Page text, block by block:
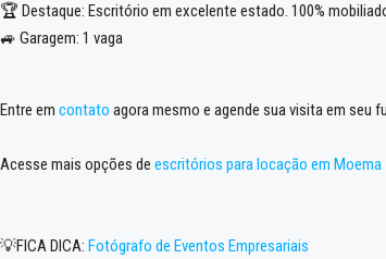
🏆 Destaque: Escritório em excelente estado. 100%
🚙 Garagem: 1 vaga
Entre em contato agora mesmo e agende sua visita em seu
Acesse mais opções de escritórios para locação em Moema
💡FICA DICA: Fotógrafo de Eventos Empresariais